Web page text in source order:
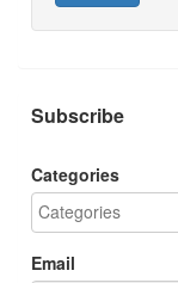
Subscribe
Categories
Email